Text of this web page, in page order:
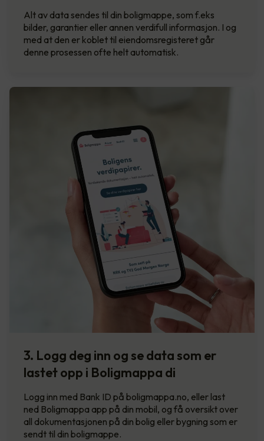
Alt av data sendes til din boligmappe, som f.eks
bilder, garantier eller annen verdifull informasjon. I og
med at den er koblet til eiendomsregisteret går
denne prosessen ofte helt automatisk.
3. Logg deg inn og se data som er
lastet opp i Boligmappa di
Logg inn med Bank ID på boligmappa.no, eller last
ned Boligmappa app på din mobil, og få oversikt over
all dokumentasjonen på din bolig eller bygning som er
sendt til din boligmappe.